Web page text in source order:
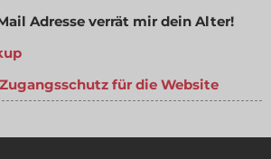
Adresse verrät mir dein Alter!
für die Website